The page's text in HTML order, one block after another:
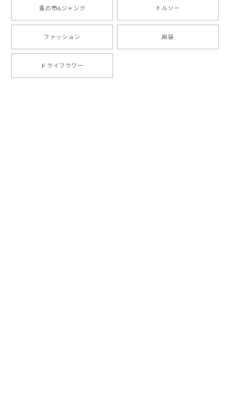
蚤の市&ジャンク トルソー
ファッション 麻袋
ドライフラワー